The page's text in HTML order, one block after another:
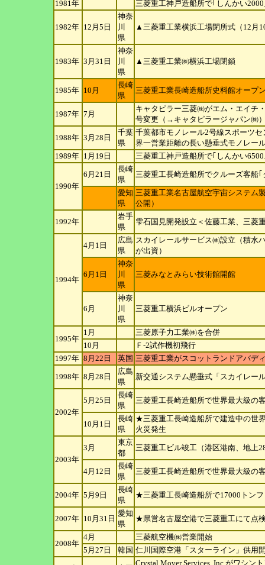
1981年 三菱重工神戸造船所で｢しんかい
1982年 12月5日
神奈
川
県
▲三菱重工業横浜工場閉所式（12月
1983年 3月31日
神奈
川
県
▲三菱重工業㈱横浜工場閉鎖
1985年 10月
長崎
県
三菱重工業長崎造船所史料館オープ
1987年 7月
キャタピラー三菱㈱がエム・エイチ
号変更（→キャタピラージャパン㈱
1988年 3月28日
千葉
県
千葉都市モノレール2号線スポーツ
界一営業距離の長い懸垂式モノレー
1989年 1月19日 三菱重工神戸造船所で｢しんかい
1990年
6月21日
長崎
県
三菱重工長崎造船所でクルーズ客船
愛知
県
三菱重工業名古屋航空宇宙システム
公開）
1992年
岩手
県
雫石国見開発設立＜佐藤工業、三菱
1994年
4月1日
広島
県
スカイレールサービス㈱設立（積水
が出資）
6月1日
神奈
川
県
三菱みなとみらい技術館開館
6月
神奈
川
県
三菱重工横浜ビルオープン
1995年
1月
三菱原子力工業㈱を合併
10月
Ｆ-2試作機初飛行
1997年 8月22日 英国 三菱重工業がスコットランドアバデ
1998年 8月28日
広島
県
新交通システム懸垂式「スカイレー
2002年
5月25日
長崎
県
三菱重工長崎造船所で世界最大級の
10月1日
長崎
県
★三菱重工長崎造船所で建造中の世
火災発生
2003年
3月
東京
都
三菱重工ビル竣工（港区港南、地上
4月12日
長崎
県
三菱重工長崎造船所で世界最大級の
2004年 5月9日
長崎
県
★三菱重工長崎造船所で17000トン
2007年 10月31日
愛知
県
★県営名古屋空港で三菱重工にて点
2008年
4月
三菱航空機㈱営業開始
5月27日
韓国 仁川国際空港「スターライン」供用
Crystal Mover Services, Inc.がワシン